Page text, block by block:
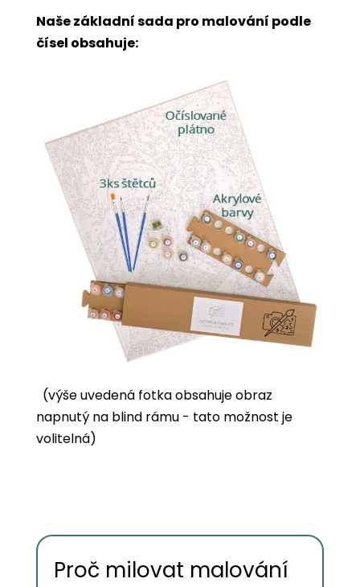
Naše základní sada pro malování podle
čísel obsahuje:
(výše uvedená fotka obsahuje obraz
napnutý na blind rámu - tato možnost je
volitelná)
Proč milovat malování